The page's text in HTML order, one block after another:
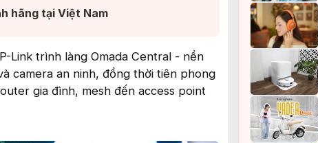
hãng tại Việt Nam​
Link trình làng Omada Central - nền
camera an ninh, đồng thời tiên phong
gia đình, mesh đến access point